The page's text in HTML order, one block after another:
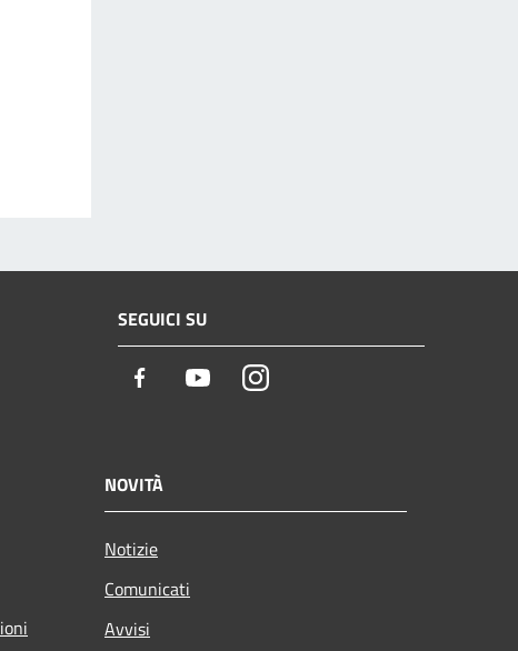
SEGUICI SU
Facebook YoutubeInstagram
NOVITÀ
Notizie
Comunicati
Avvisi